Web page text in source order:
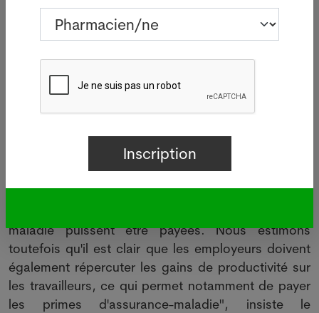
augmenter à long terme d'environ un point de
pourcentage de plus que le renchérissement de la
consommation. Cela permettrait notamment, mais
pas uniquement, de payer les coûts
supplémentaires des primes d'assurance-maladie",
souligne M. Bauer.
Selon ce dernier, "dans les négociations menées
par les syndicats, les primes d'assurance-maladie
sont bien sûr aussi un thème très concret". "Les
employeurs disent bien sûr que ce n'est pas à eux
maladie puissent être payées. Nous estimons
toutefois qu'il est clair que les employeurs doivent
également répercuter les gains de productivité sur
les travailleurs, ce qui permet notamment de payer
les primes d'assurance-maladie", insiste le